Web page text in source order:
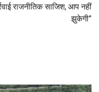
राजनीतिक साजिश, आप नहीं
झुकेगी”